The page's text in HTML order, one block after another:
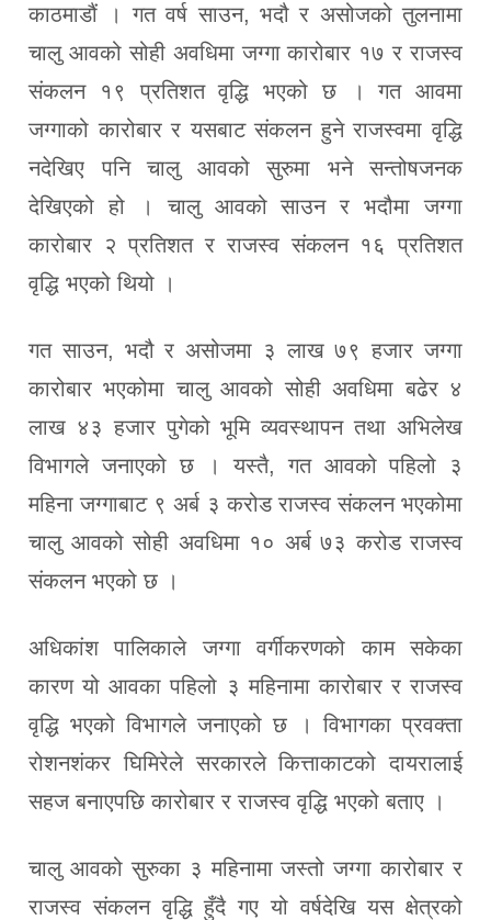
काठमाडौं । गत वर्ष साउन, भदौ र असोजको तुलनामा
चालु आवको सोही अवधिमा जग्गा कारोबार १७ र राजस्व
संकलन १९ प्रतिशत वृद्धि भएको छ । गत आवमा
जग्गाको कारोबार र यसबाट संकलन हुने राजस्वमा वृद्धि
नदेखिए पनि चालु आवको सुरुमा भने सन्तोषजनक
देखिएको हो । चालु आवको साउन र भदौमा जग्गा
कारोबार २ प्रतिशत र राजस्व संकलन १६ प्रतिशत
वृद्धि भएको थियो ।
गत साउन, भदौ र असोजमा ३ लाख ७९ हजार जग्गा
कारोबार भएकोमा चालु आवको सोही अवधिमा बढेर ४
लाख ४३ हजार पुगेको भूमि व्यवस्थापन तथा अभिलेख
विभागले जनाएको छ । यस्तै, गत आवको पहिलो ३
महिना जग्गाबाट ९ अर्ब ३ करोड राजस्व संकलन भएकोमा
चालु आवको सोही अवधिमा १० अर्ब ७३ करोड राजस्व
संकलन भएको छ ।
अधिकांश पालिकाले जग्गा वर्गीकरणको काम सकेका
कारण यो आवका पहिलो ३ महिनामा कारोबार र राजस्व
वृद्धि भएको विभागले जनाएको छ । विभागका प्रवक्ता
रोशनशंकर घिमिरेले सरकारले कित्ताकाटको दायरालाई
सहज बनाएपछि कारोबार र राजस्व वृद्धि भएको बताए ।
चालु आवको सुरुका ३ महिनामा जस्तो जग्गा कारोबार र
राजस्व संकलन वृद्धि हुँदै गए यो वर्षदेखि यस क्षेत्रको